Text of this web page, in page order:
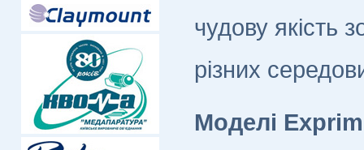
чудову якість
різних
Моделі